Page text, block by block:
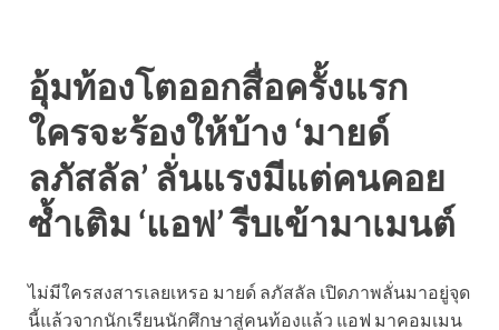
อุ้มท้องโตออกสื่อครั้งแรก
ใครจะร้องให้บ้าง ‘มายด์
ลภัสลัล’ ลั่นแรงมีแต่คนคอย
ซ้ำเติม ‘แอฟ’ รีบเข้ามาเมนต์
ไม่มีใครสงสารเลยเหรอ มายด์ ลภัสลัล เปิดภาพลั่นมาอยู่จุด
นี้แล้วจากนักเรียนนักศึกษาสู่คนท้องแล้ว แอฟ มาคอมเมน